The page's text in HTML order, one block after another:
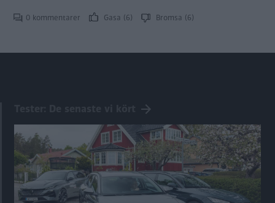
0 kommentarer Gasa (6) Bromsa (6)